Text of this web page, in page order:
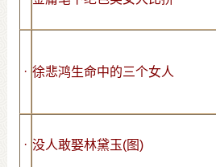
· 徐悲鸿生命中的三个女人
· 没人敢娶林黛玉(图)